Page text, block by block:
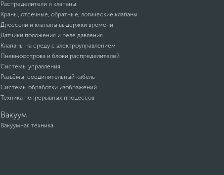
Распределители и клапаны
Краны, отсечные, обратные, логические клапаны
Дроссели и клапаны выдержки времени
Датчики положения и реле давления
Клапаны на среду с электроуправлением
Пневмоострова и блоки распределителей
Системы управления
Разъёмы, соединительный кабель
Системы обработки изображений
Техника непрерывных процессов
Вакуум
Вакуумная техника